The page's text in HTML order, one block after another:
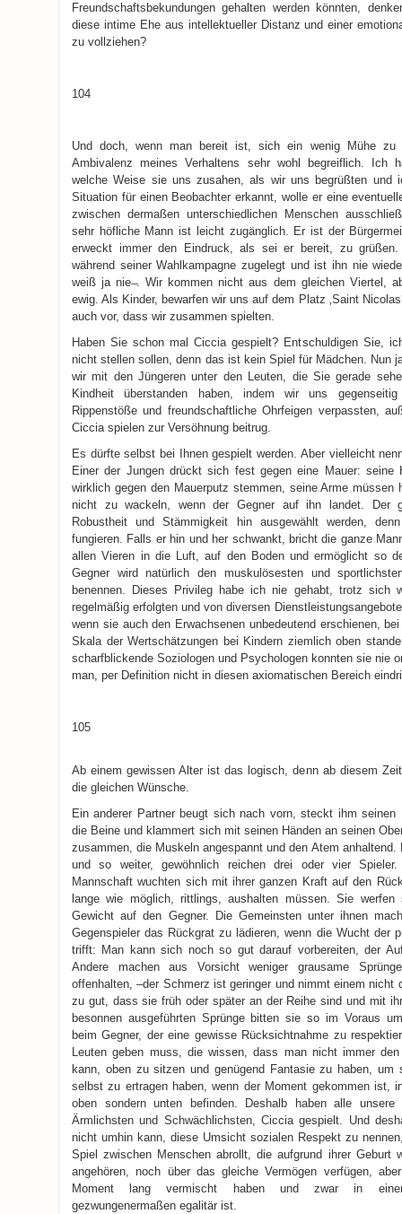
Freundschaftsbekundungen gehalten werden könnten,
diese intime Ehe aus intellektueller Distanz und einer
zu vollziehen?
104
Und doch, wenn man bereit ist, sich ein wenig Mühe zu
Ambivalenz meines Verhaltens sehr wohl begreiflich. Ich
welche Weise sie uns zusahen, als wir uns begrüßten und
Situation für einen Beobachter erkannt, wolle er eine
zwischen dermaßen unterschiedlichen Menschen
sehr höfliche Mann ist leicht zugänglich. Er ist der
erweckt immer den Eindruck, als sei er bereit, zu
während seiner Wahlkampagne zugelegt und ist ihn nie
weiß ja nie ̶. Wir kommen nicht aus dem gleichen Viertel,
ewig. Als Kinder, bewarfen wir uns auf dem Platz ‚Saint
auch vor, dass wir zusammen spielten.
Haben Sie schon mal Ciccia gespielt? Entschuldigen Sie,
nicht stellen sollen, denn das ist kein Spiel für Mädchen. Nun
wir mit den Jüngeren unter den Leuten, die Sie gerade
Kindheit überstanden haben, indem wir uns
Rippenstöße und freundschaftliche Ohrfeigen verpassten,
Ciccia spielen zur Versöhnung beitrug.
Es dürfte selbst bei Ihnen gespielt werden. Aber vielleicht
Einer der Jungen drückt sich fest gegen eine Mauer: seine
wirklich gegen den Mauerputz stemmen, seine Arme müssen
nicht zu wackeln, wenn der Gegner auf ihn landet. Der
Robustheit und Stämmigkeit hin ausgewählt werden,
fungieren. Falls er hin und her schwankt, bricht die ganze
allen Vieren in die Luft, auf den Boden und ermöglicht so
Gegner wird natürlich den muskulösesten und
benennen. Dieses Privileg habe ich nie gehabt, trotz sich
regelmäßig erfolgten und von diversen
wenn sie auch den Erwachsenen unbedeutend erschienen,
Skala der Wertschätzungen bei Kindern ziemlich oben
scharfblickende Soziologen und Psychologen konnten sie nie
man, per Definition nicht in diesen axiomatischen Bereich
105
Ab einem gewissen Alter ist das logisch, denn ab diesem
die gleichen Wünsche.
Ein anderer Partner beugt sich nach vorn, steckt ihm
die Beine und klammert sich mit seinen Händen an seinen
zusammen, die Muskeln angespannt und den Atem
und so weiter, gewöhnlich reichen drei oder vier
Mannschaft wuchten sich mit ihrer ganzen Kraft auf den
lange wie möglich, rittlings, aushalten müssen. Sie
Gewicht auf den Gegner. Die Gemeinsten unter ihnen
Gegenspieler das Rückgrat zu lädieren, wenn die Wucht der
trifft: Man kann sich noch so gut darauf vorbereiten, der
Andere machen aus Vorsicht weniger grausame
offenhalten, –der Schmerz ist geringer und nimmt einem nicht
zu gut, dass sie früh oder später an der Reihe sind und mit
besonnen ausgeführten Sprünge bitten sie so im Voraus
beim Gegner, der eine gewisse Rücksichtnahme zu
Leuten geben muss, die wissen, dass man nicht immer den
kann, oben zu sitzen und genügend Fantasie zu haben, um
selbst zu ertragen haben, wenn der Moment gekommen ist,
oben sondern unten befinden. Deshalb haben alle unsere
Ärmlichsten und Schwächlichsten, Ciccia gespielt. Und
nicht umhin kann, diese Umsicht sozialen Respekt zu
Spiel zwischen Menschen abrollt, die aufgrund ihrer Geburt
angehören, noch über das gleiche Vermögen verfügen,
Moment lang vermischt haben und zwar in
gezwungenermaßen egalitär ist.